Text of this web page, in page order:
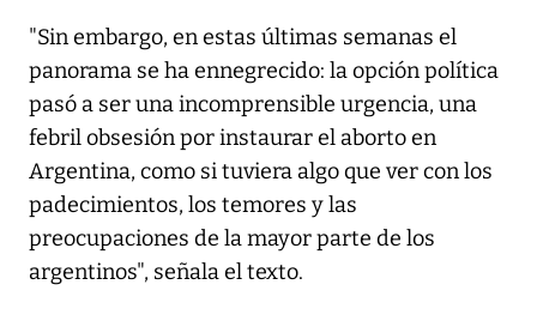
"Sin embargo, en estas últimas semanas el
panorama se ha ennegrecido: la opción política
pasó a ser una incomprensible urgencia, una
febril obsesión por instaurar el aborto en
Argentina, como si tuviera algo que ver con los
padecimientos, los temores y las
preocupaciones de la mayor parte de los
argentinos", señala el texto.